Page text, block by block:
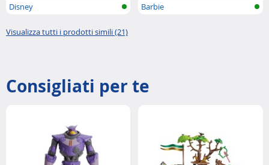
Disney
Barbie
Visualizza tutti i prodotti simili (21)
Consigliati per te